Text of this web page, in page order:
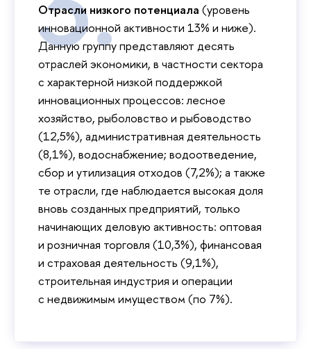
Отрасли низкого потенциала (уровень
инновационной активности 13% и ниже).
Данную группу представляют десять
отраслей экономики, в частности сектора
с характерной низкой поддержкой
инновационных процессов: лесное
хозяйство, рыболовство и рыбоводство
(12,5%), административная деятельность
(8,1%), водоснабжение; водоотведение,
сбор и утилизация отходов (7,2%); а также
те отрасли, где наблюдается высокая доля
вновь созданных предприятий, только
начинающих деловую активность: оптовая
и розничная торговля (10,3%), финансовая
и страховая деятельность (9,1%),
строительная индустрия и операции
с недвижимым имуществом (по 7%).